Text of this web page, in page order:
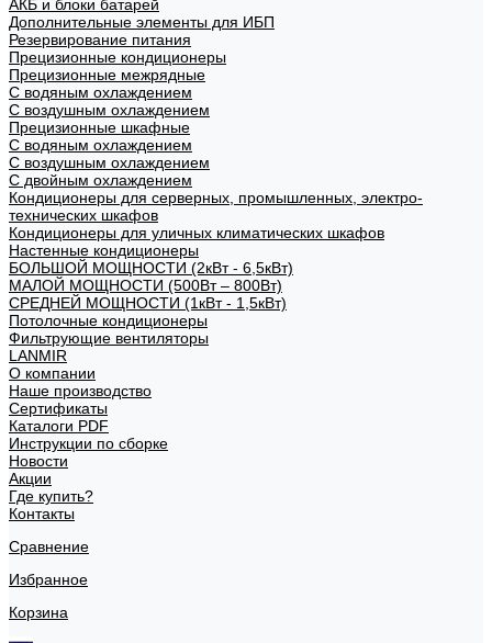
АКБ и блоки батарей
Дополнительные элементы для ИБП
Резервирование питания
Прецизионные кондиционеры
Прецизионные межрядные
С водяным охлаждением
С воздушным охлаждением
Прецизионные шкафные
С водяным охлаждением
С воздушным охлаждением
С двойным охлаждением
Кондиционеры для серверных, промышленных, электро-
технических шкафов
Кондиционеры для уличных климатических шкафов
Настенные кондиционеры
БОЛЬШОЙ МОЩНОСТИ (2кВт - 6,5кВт)
МАЛОЙ МОЩНОСТИ (500Вт – 800Вт)
СРЕДНЕЙ МОЩНОСТИ (1кВт - 1,5кВт)
Потолочные кондиционеры
Фильтрующие вентиляторы
LANMIR
О компании
Наше производство
Сертификаты
Каталоги PDF
Инструкции по сборке
Новости
Акции
Где купить?
Контакты
Сравнение
Избранное
Корзина